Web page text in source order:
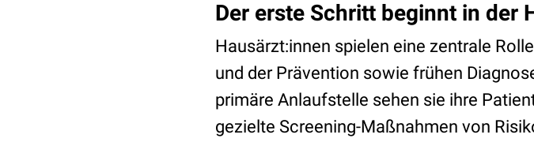
Der erste Schritt beginnt in der
Hausärzt:innen spielen eine zentrale
und der Prävention sowie frühen
primäre Anlaufstelle sehen sie ihre
gezielte Screening-Maßnahmen von